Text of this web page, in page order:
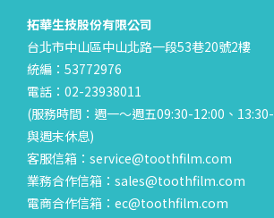
拓華生技股份有限公司
台北市中山區中山北路一段53巷20號2樓
統編：53772976
電話：02-23938011
(服務時間：週一～週五09:30-12:00、
與週末休息)
客服信箱：service@toothfilm.com
業務合作信箱：sales@toothfilm.com
電商合作信箱：ec@toothfilm.com